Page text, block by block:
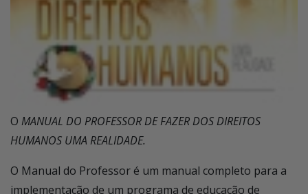
O MANUAL DO PROFESSOR DE FAZER DOS DIREITOS
HUMANOS UMA REALIDADE.
O Manual do Professor é um manual completo para a
implementação de um programa de educação de